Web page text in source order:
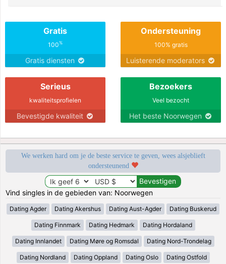
Gratis
100%
Gratis diensten
Ondersteuning
100% gratis
Luisterende moderators
Serieus
kwaliteitsprofielen
Bevestigde kwaliteit
Bezoekers
Veel bezocht
Het beste Noorwegen
We werken hard om je de beste service te geven, wees alsjeblieft
ondersteunend
Vind singles in de gebieden van: Noorwegen
Dating Agder Dating Akershus Dating Aust-Agder Dating Buskerud
Dating Finnmark Dating Hedmark Dating Hordaland
Dating Innlandet Dating Møre og Romsdal Dating Nord-Trondelag
Dating Nordland Dating Oppland Dating Oslo Dating Ostfold